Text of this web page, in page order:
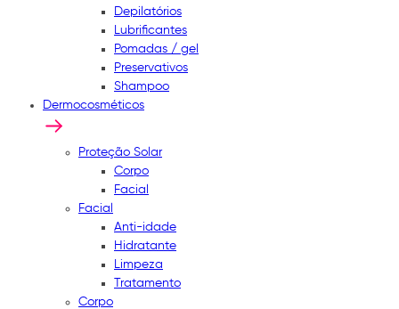
Depilatórios
Lubrificantes
Pomadas / gel
Preservativos
Shampoo
Dermocosméticos
Proteção Solar
Corpo
Facial
Facial
Anti-idade
Hidratante
Limpeza
Tratamento
Corpo